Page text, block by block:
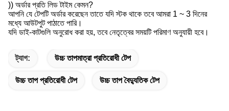
)) অর্ডার প্রতি লিড টাইম কেমন?
আপনি যে টেপটি অর্ডার করেছেন তাতে যদি স্টক থাকে তবে আমরা 1 ~ 3 দিনের
মধ্যে আউটপুট পাঠাতে পারি।
যদি ডাই-কাটগুলি অনুরোধ করা হয়, তবে নেতৃত্বের সময়টি পরিমাণ অনুযায়ী হবে।
ট্যাগ: উচ্চ তাপমাত্রা প্রতিরোধী টেপ
উচ্চ তাপ প্রতিরোধী টেপ উচ্চ তাপ বৈদ্যুতিক টেপ